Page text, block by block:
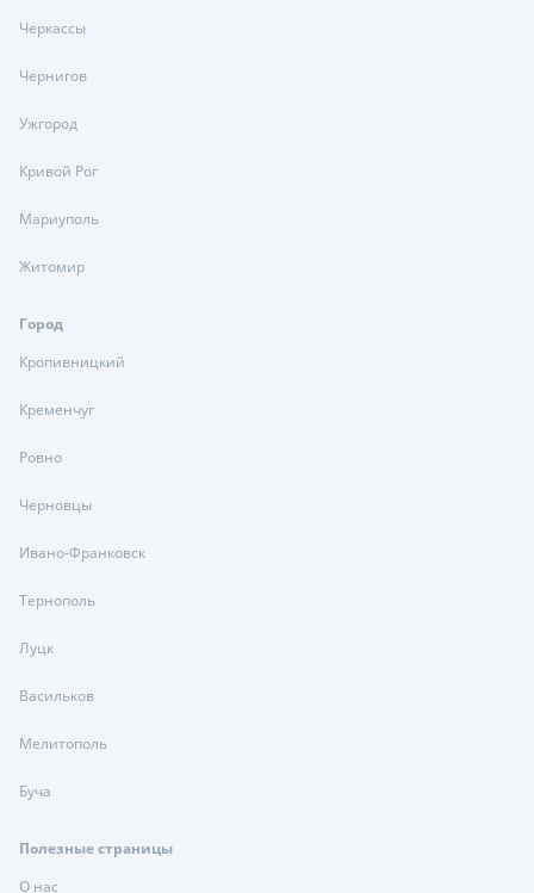
Черкассы
Чернигов
Ужгород
Кривой Рог
Мариуполь
Житомир
Город
Кропивницкий
Кременчуг
Ровно
Черновцы
Ивано-Франковск
Тернополь
Луцк
Васильков
Мелитополь
Буча
Полезные страницы
О нас